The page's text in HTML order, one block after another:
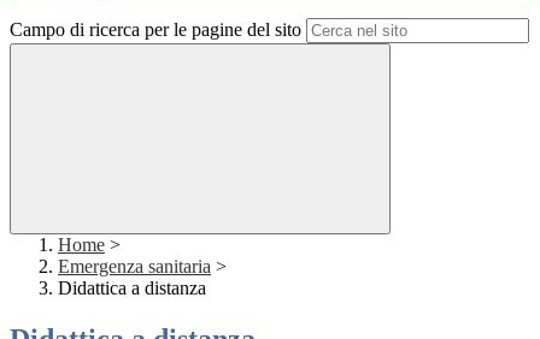
Campo di ricerca per le pagine del sito
Home >
Emergenza sanitaria >
Didattica a distanza